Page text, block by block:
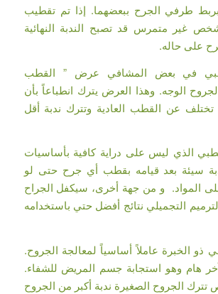
طرفي الجرح ببعضهما. إذا تم تقطيب
غير متمرس قد تصبح الندبة النهائية
على حاله.
في بعض المشافي عرض ” القطب
الوجه. وهذا العرض يترك انطباعاً بأن
تختلف عن القطب العادية وتترك ندبة أقل
الذي ليس على دراية كافية بأساسيات
سيئة بعد قيامه بقطب أي جرح حتى لو
المواد. و من جهة أخرى، سيكفل الجراح
التجميلي نتائج أفضل حتي باستخدامه
ذو الخبرة عاملاً أساسياً لمعالجة الجروح.
هام وهو استجابة جسم المريض للشفاء.
الجروح الصغيرة ندبة أكبر من الجروح